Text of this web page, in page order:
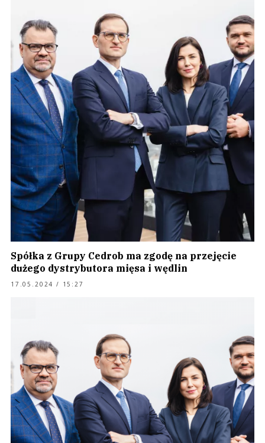
Spółka z Grupy Cedrob ma zgodę na przejęcie
dużego dystrybutora mięsa i wędlin
17.05.2024 / 15:27